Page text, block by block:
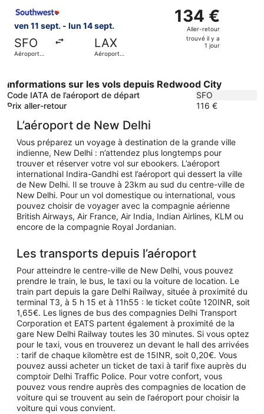
a
jour
ven 11 sept. - lun 14 sept.
SFO
Aéroport
LAX
Aéroport
134 €
Aller-
retour,
a
134 €
Aller-retour
trouvé il y a
1 jour
Informations sur les vols depuis Redwood City
Code IATA de l’aéroport de départ
SFO
Prix aller-retour
116 €
L’aéroport de New Delhi
Vous préparez un voyage à destination de la grande ville
indienne, New Delhi : n’attendez plus longtemps pour
trouver et réserver votre vol sur ebookers. L’aéroport
international Indira-Gandhi est l’aéroport qui dessert la ville
de New Delhi. Il se trouve à 23km au sud du centre-ville de
New Delhi. Pour un vol domestique ou international, vous
pouvez choisir de voyager avec la compagnie aérienne
British Airways, Air France, Air India, Indian Airlines, KLM ou
encore de la compagnie Royal Jordanian.
Les transports depuis l’aéroport
Pour atteindre le centre-ville de New Delhi, vous pouvez
prendre le train, le bus, le taxi ou la voiture de location. Le
train part depuis la gare Delhi Railway, située à proximité du
terminal T3, à 5 h 15 et à 11h55 : le ticket coûte 120INR, soit
1,65€. Les lignes de bus des compagnies Delhi Transport
Corporation et EATS partent également à proximité de la
gare New Delhi Railway toutes les 30 minutes. Si vous optez
pour le taxi, vous en trouverez un devant le hall des arrivées
: tarif de chaque kilomètre est de 15INR, soit 0,20€. Vous
pouvez aussi acheter un ticket de taxi à tarif fixe auprès du
comptoir Delhi Traffic Police. Pour votre confort, vous
pouvez vous rendre auprès des compagnies de location de
voiture qui se trouvent au sein de l’aéroport pour choisir la
voiture qui vous convient.